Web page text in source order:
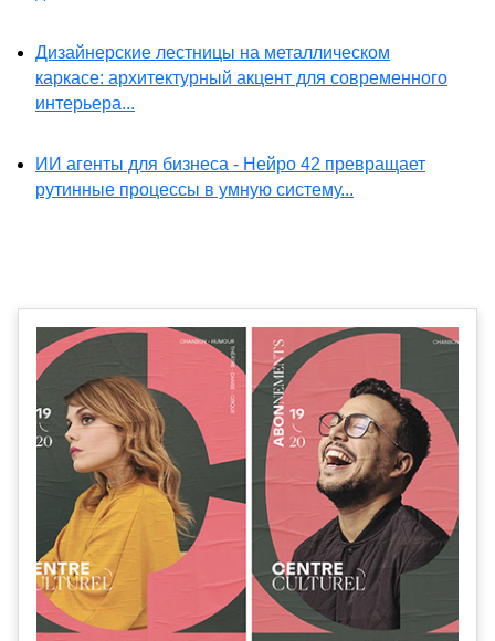
Дизайнерские лестницы на металлическом
каркасе: архитектурный акцент для современного
интерьера...
ИИ агенты для бизнеса - Нейро 42 превращает
рутинные процессы в умную систему...